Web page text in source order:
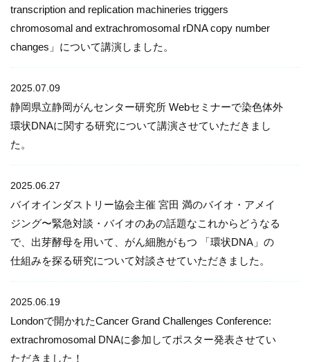
transcription and replication machineries triggers
chromosomal and extrachromosomal rDNA copy number
changes」について講演しました。
2025.07.09
静岡県立静岡がんセンター研究所 Webセミナーで染色体外
環状DNAに関する研究について講演させていただきまし
た。
2025.06.27
バイオインダストリー協会主催 宮田 満のバイオ・アメイ
ジング〜緊急対談・バイオのあの話題なこれからどうなる
で、出芽酵母を用いて、がん細胞がもつ 「環状DNA」の
仕組みを探る研究について対談させていただきました。
2025.06.19
Londonで開かれたCancer Grand Challenges Conference:
extrachromosomal DNAに参加してポスター発表させてい
ただきました！